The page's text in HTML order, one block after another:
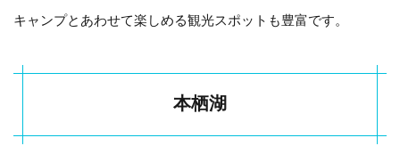
キャンプとあわせて楽しめる観光スポットも豊富です。
本栖湖